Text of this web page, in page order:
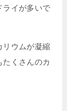
ライが多いで
リウムが凝縮
くさんのカ